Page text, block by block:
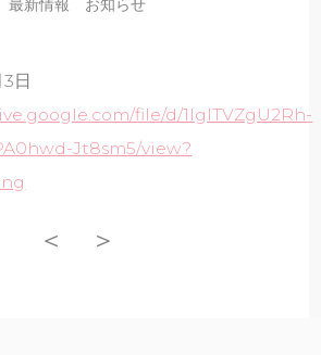
最新情報 お知らせ
日
file/d/1IglTVZgU2Rh-
Jt8sm5/view?
＜ ＞